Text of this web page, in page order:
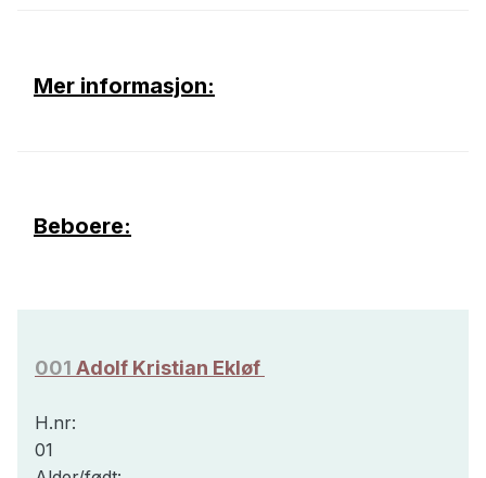
Mer informasjon:
Beboere:
001 Adolf Kristian Ekløf
H.nr:
01